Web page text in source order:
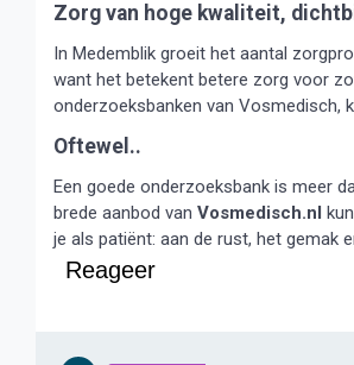
Zorg van hoge kwaliteit,
In Medemblik groeit het aantal
want het betekent betere zorg voor
onderzoeksbanken van Vosmedisch,
Oftewel..
Een goede onderzoeksbank is meer
brede aanbod van Vosmedisch.nl
je als patiënt: aan de rust, het gemak
Reageer